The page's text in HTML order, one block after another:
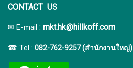
CONTACT US
✉ E-mail : mkt.hk@hillkoff.com
☎ Tel : 082-762-9257 (สำนักงานใหญ่)